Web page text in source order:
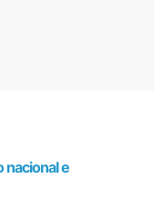
nacional e